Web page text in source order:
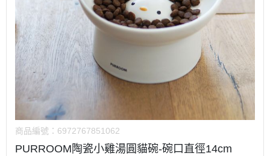
商品編號： 6972767851062
PURROOM陶瓷小雞湯圓貓碗-碗口直徑14cm